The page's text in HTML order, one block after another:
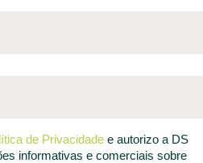
de Privacidade e autorizo a DS
informativas e comerciais sobre